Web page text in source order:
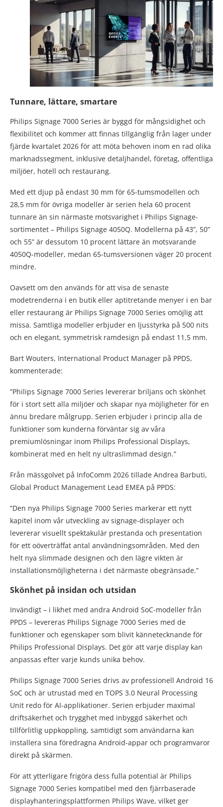
Tunnare, lättare, smartare
Philips Signage 7000 Series är byggd för mångsidighet och
flexibilitet och kommer att finnas tillgänglig från lager under
fjärde kvartalet 2026 för att möta behoven inom en rad olika
marknadssegment, inklusive detaljhandel, företag, offentliga
miljöer, hotell och restaurang.
Med ett djup på endast 30 mm för 65-tumsmodellen och
28,5 mm för övriga modeller är serien hela 60 procent
tunnare än sin närmaste motsvarighet i Philips Signage-
sortimentet – Philips Signage 4050Q. Modellerna på 43”, 50”
och 55” är dessutom 10 procent lättare än motsvarande
4050Q-modeller, medan 65-tumsversionen väger 20 procent
mindre.
Oavsett om den används för att visa de senaste
modetrenderna i en butik eller aptitretande menyer i en bar
eller restaurang är Philips Signage 7000 Series omöjlig att
missa. Samtliga modeller erbjuder en ljusstyrka på 500 nits
och en elegant, symmetrisk ramdesign på endast 11,5 mm.
Bart Wouters, International Product Manager på PPDS,
kommenterade:
”Philips Signage 7000 Series levererar briljans och skönhet
för i stort sett alla miljöer och skapar nya möjligheter för en
ännu bredare målgrupp. Serien erbjuder i princip alla de
funktioner som kunderna förväntar sig av våra
premiumlösningar inom Philips Professional Displays,
kombinerat med en helt ny ultraslimmad design.”
Från mässgolvet på InfoComm 2026 tillade Andrea Barbuti,
Global Product Management Lead EMEA på PPDS:
”Den nya Philips Signage 7000 Series markerar ett nytt
kapitel inom vår utveckling av signage-displayer och
levererar visuellt spektakulär prestanda och presentation
för ett oöverträffat antal användningsområden. Med den
helt nya slimmade designen och den lägre vikten är
installationsmöjligheterna i det närmaste obegränsade.”
Skönhet på insidan och utsidan
Invändigt – i likhet med andra Android SoC-modeller från
PPDS – levereras Philips Signage 7000 Series med de
funktioner och egenskaper som blivit kännetecknande för
Philips Professional Displays. Det gör att varje display kan
anpassas efter varje kunds unika behov.
Philips Signage 7000 Series drivs av professionell Android 16
SoC och är utrustad med en TOPS 3.0 Neural Processing
Unit redo för AI-applikationer. Serien erbjuder maximal
driftsäkerhet och trygghet med inbyggd säkerhet och
tillförlitlig uppkoppling, samtidigt som användarna kan
installera sina föredragna Android-appar och programvaror
direkt på skärmen.
För att ytterligare frigöra dess fulla potential är Philips
Signage 7000 Series kompatibel med den fjärrbaserade
displayhanteringsplattformen Philips Wave, vilket ger